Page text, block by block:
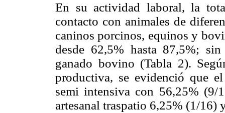
En su actividad laboral, la
contacto con animales de
caninos porcinos, equinos y
desde 62,5% hasta 87,5%;
ganado bovino (Tabla 2).
productiva, se evidenció que
semi intensiva con 56,25% (9/
artesanal traspatio 6,25% (1/16)